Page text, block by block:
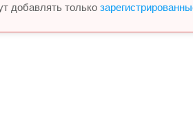
добавлять только